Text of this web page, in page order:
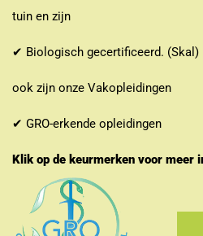
tuin en zijn
✔ Biologisch gecertificeerd. (Skal)
ook zijn onze Vakopleidingen
✔ GRO-erkende opleidingen
Klik op de keurmerken voor